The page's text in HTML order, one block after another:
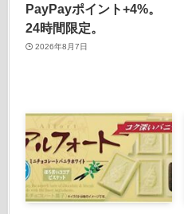
PayPayポイント+4%。
24時間限定。
2026年8月7日